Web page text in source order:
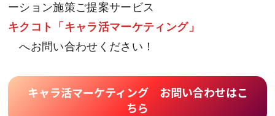
ーション施策ご提案サービス
キクコト「キャラ活マーケティング」
へお問い合わせください！
キャラ活マーケティング お問い合わせはこ
ちら